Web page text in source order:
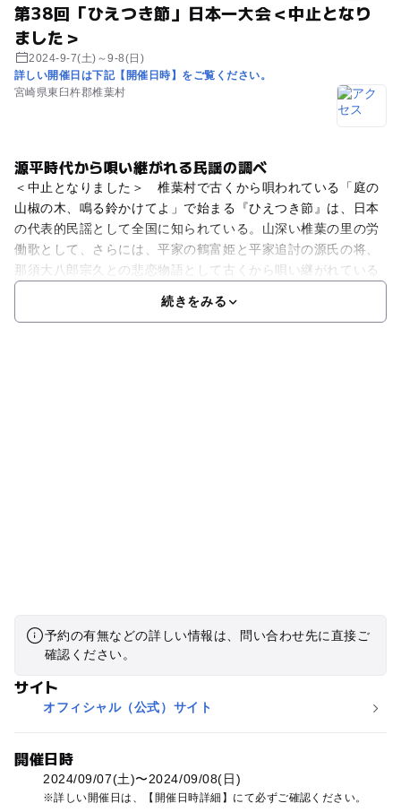
第38回「ひえつき節」日本一大会＜中止となり
ました＞
2024-9-7(土)～9-8(日)
詳しい開催日は下記【開催日時】をご覧ください。
宮崎県東臼杵郡椎葉村
源平時代から唄い継がれる民謡の調べ
＜中止となりました＞ 椎葉村で古くから唄われている「庭の
山椒の木、鳴る鈴かけてよ」で始まる『ひえつき節』は、日本
の代表的民謡として全国に知られている。山深い椎葉の里の労
働歌として、さらには、平家の鶴富姫と平家追討の源氏の将、
那須大八郎宗久との悲恋物語として古くから唄い継がれている
続きをみる
予約の有無などの詳しい情報は、問い合わせ先に直接ご
確認ください。
サイト
オフィシャル（公式）サイト
開催日時
2024/09/07(土)〜2024/09/08(日)
詳しい開催日は、【開催日時詳細】にて必ずご確認ください。